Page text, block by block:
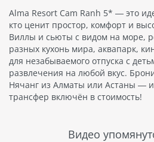
Alma Resort Cam Ranh 5* — это
кто ценит простор, комфорт и
Виллы и сьюты с видом на море,
разных кухонь мира, аквапарк,
для незабываемого отпуска с
развлечения на любой вкус.
Нячанг из Алматы или Астаны —
трансфер включён в стоимость!
Видео